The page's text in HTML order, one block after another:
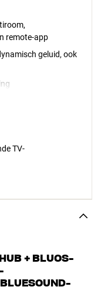
remote-app
geluid, ook
TV-
+ BLUOS-